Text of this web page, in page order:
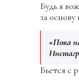
Будь я
за
«Пока
Бьется с